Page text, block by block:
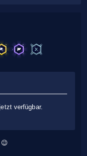
verfügbar.